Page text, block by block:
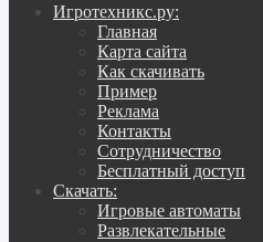
Игротехникс.ру:
Главная
Карта сайта
Как скачивать
Пример
Реклама
Контакты
Сотрудничество
Бесплатный доступ
Скачать:
Игровые автоматы
Развлекательные